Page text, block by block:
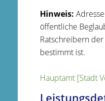
Hinweis:
öffentliche
Ratschreibern
bestimmt ist.
Hauptamt [Stadt